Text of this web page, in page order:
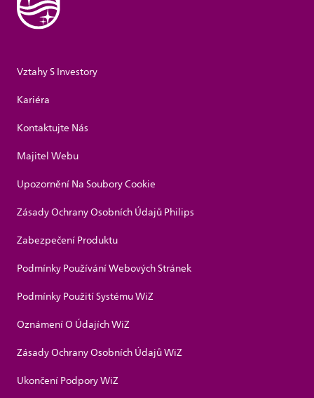
Vztahy S Investory
Kariéra
Kontaktujte Nás
Majitel Webu
Upozornění Na Soubory Cookie
Zásady Ochrany Osobních Údajů Philips
Zabezpečení Produktu
Podmínky Používání Webových Stránek
Podmínky Použití Systému WiZ
Oznámení O Údajích WiZ
Zásady Ochrany Osobních Údajů WiZ
Ukončení Podpory WiZ